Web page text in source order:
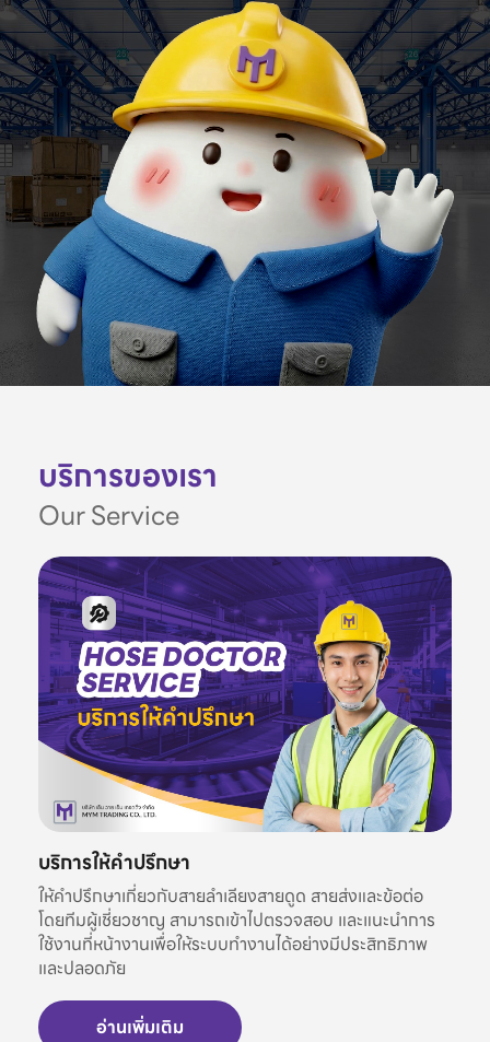
บริการของเรา
Our Service
บริการให้คำปรึกษา
ให้คำปรึกษาเกี่ยวกับสายลำเลียงสายดูด สายส่งและข้อต่อ
โดยทีมผู้เชี่ยวชาญ สามารถเข้าไปตรวจสอบ และแนะนำการ
ใช้งานที่หน้างานเพื่อให้ระบบทำงานได้อย่างมีประสิทธิภาพ
และปลอดภัย
อ่านเพิ่มเติม